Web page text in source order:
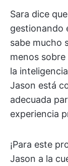
Sara dice
gestionando
sabe mucho
menos
la
Jason está
adecuada
experiencia
¡Para este
Jason a la